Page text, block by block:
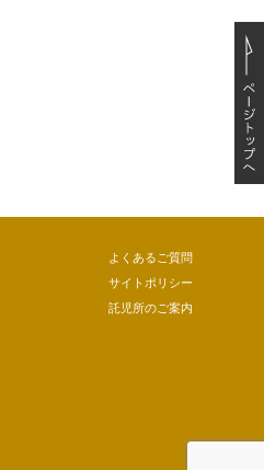
よくあるご質問
サイトポリシー
託児所のご案内